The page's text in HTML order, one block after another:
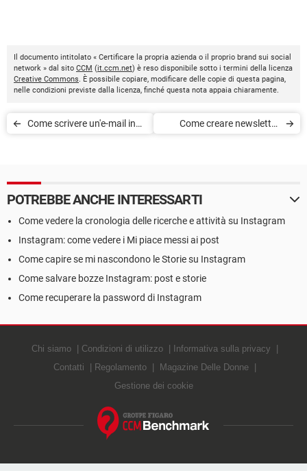
Il documento intitolato « Certificare la propria azienda o il proprio brand sui social
network » dal sito CCM (it.ccm.net) è reso disponibile sotto i termini della licenza
Creative Commons. È possibile copiare, modificare delle copie di questa pagina,
nelle condizioni previste dalla licenza, finché questa nota appaia chiaramente.
Come scrivere un'e-mail in
Come creare newsletter
POTREBBE ANCHE INTERESSARTI
Come vedere la cronologia delle ricerche e attività su Instagram
Instagram: come vedere i Mi piace messi ai post
Come capire se mi nascondono le Storie su Instagram
Come salvare bozze Instagram: post e storie
Come recuperare la password di Instagram
Chi siamo Condizioni di utilizzo
Informativa sulla privacy
Contatti
Regolamento
Magazine Delle Donne
Gestione dei cookie